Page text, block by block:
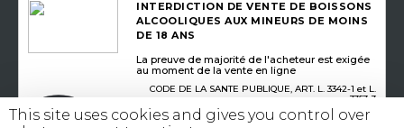
INTERDICTION DE VENTE DE BOISSONS
ALCOOLIQUES AUX MINEURS DE MOINS
DE 18 ANS
La preuve de majorité de l'acheteur est exigée
au moment de la vente en ligne
CODE DE LA SANTE PUBLIQUE, ART. L. 3342-1 et L.
3353-3
This site uses cookies and gives you control over